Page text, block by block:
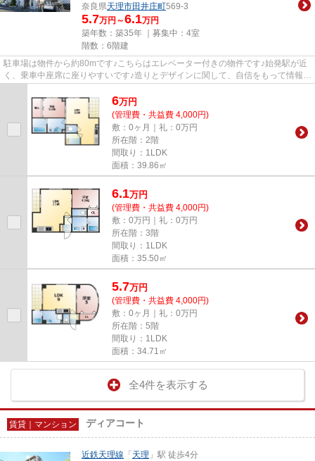
奈良県天理市田井庄町569-3
5.7万円～6.1万円
築年数：築35年 ｜募集中： 4室
階数：6階建
駐車場は物件から約80mです♪こちらはエレベーター付きの物件です♪始発駅が近
く、乗車中座席に座りやすいです♪造りとデザインに関して、自信をもって情報を
6万円
(管理費・共益費 4,000円)
敷：0ヶ月｜礼：0万円
所在階：2階
間取り：1LDK
面積：39.86㎡
6.1万円
(管理費・共益費 4,000円)
敷：0万円｜礼：0万円
所在階：3階
間取り：1LDK
面積：35.50㎡
5.7万円
(管理費・共益費 4,000円)
敷：0ヶ月｜礼：0万円
所在階：5階
間取り：1LDK
面積：34.71㎡
全4件を表示する
賃貸｜マンション ディアコート
近鉄天理線 「 天理 」駅 徒歩4分